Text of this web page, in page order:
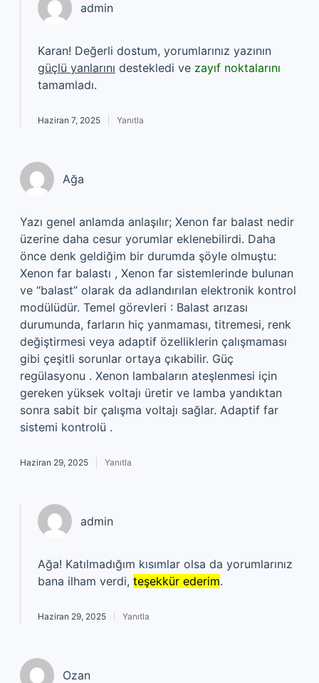
admin
Karan! Değerli dostum, yorumlarınız yazının
güçlü yanlarını destekledi ve zayıf noktalarını
tamamladı.
Haziran 7, 2025 Yanıtla
Ağa
Yazı genel anlamda anlaşılır; Xenon far balast nedir
üzerine daha cesur yorumlar eklenebilirdi. Daha
önce denk geldiğim bir durumda şöyle olmuştu:
Xenon far balastı , Xenon far sistemlerinde bulunan
ve “balast” olarak da adlandırılan elektronik kontrol
modülüdür. Temel görevleri : Balast arızası
durumunda, farların hiç yanmaması, titremesi, renk
değiştirmesi veya adaptif özelliklerin çalışmaması
gibi çeşitli sorunlar ortaya çıkabilir. Güç
regülasyonu . Xenon lambaların ateşlenmesi için
gereken yüksek voltajı üretir ve lamba yandıktan
sonra sabit bir çalışma voltajı sağlar. Adaptif far
sistemi kontrolü .
Haziran 29, 2025 Yanıtla
admin
Ağa! Katılmadığım kısımlar olsa da yorumlarınız
bana ilham verdi, teşekkür ederim.
Haziran 29, 2025 Yanıtla
Ozan